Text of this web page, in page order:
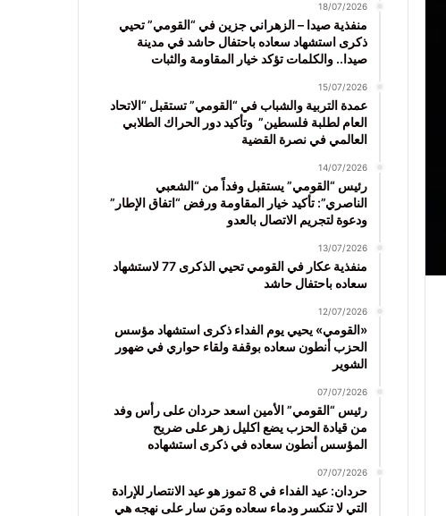
18/07/2026
منفذية صيدا – الزهراني جزين في “القومي” تحيي
ذكرى استشهاد سعاده باحتفال حاشد في مدينة
صيدا.. والكلمات تؤكد خيار المقاومة والثبات
15/07/2026
عمدة التربية والشباب في “القومي” تستقبل “الاتحاد
العام لطلبة فلسطين” وتأكيد دور الحراك الطلابي
العالمي في نصرة القضية
14/07/2026
رئيس “القومي” يستقبل وفداً من “الشعبي
الناصري”: تأكيد خيار المقاومة ورفض “اتفاق الإطار”
ودعوة لتجريم الاتصال بالعدو
13/07/2026
منفذية عكار في القومي تحيي الذكرى 77 لاستشهاد
سعاده باحتفال حاشد
12/07/2026
«القومي» يحيي يوم الفداء ذكرى استشهاد مؤسس
الحزب أنطون سعاده بوقفة ولقاء حواري في ضهور
الشوير
07/07/2026
رئيس “القومي” الأمين اسعد حردان على رأس وفد
من قيادة الحزب يضع اكليل زهر على ضريح
المؤسس أنطون سعاده في ذكرى استشهاده
07/07/2026
حردان: عيد الفداء في 8 تموز هو عيد الانتصار للإرادة
التي لا تنكسر ودماء سعاده ومَن سار على نهجه هي